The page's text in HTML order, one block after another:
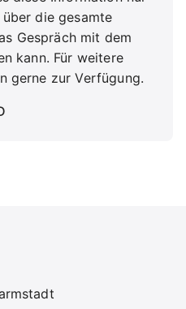
die gesamte
Gespräch mit dem
kann. Für weitere
gerne zur Verfügung.